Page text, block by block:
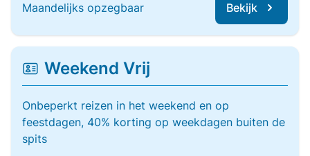
Maandelijks opzegbaar Bekijk
Weekend Vrij
Onbeperkt reizen in het weekend en op
feestdagen, 40% korting op weekdagen buiten de
spits